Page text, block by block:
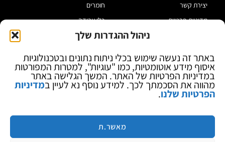
ניהול ההגדרות שלך
באתר זה נעשה שימוש בכלי ניתוח נתונים ובטכנולוגיות
איסוף מידע אוטומטיות, כמו "עוגיות", למטרות המפורטות
במדיניות הפרטיות של האתר. המשך הגלישה באתר
מהווה את הסכמתך לכך. למידע נוסף נא לעיין במדיניות
הפרטיות שלנו.
מאשר.ת
יצירת קשר
מדיניות פרטיות
בלוג
חומרים
כלי עבודה
מוצרי הלחמה
ספקי כח ומודדים
ציוד אופטי להגדלה
מותגים